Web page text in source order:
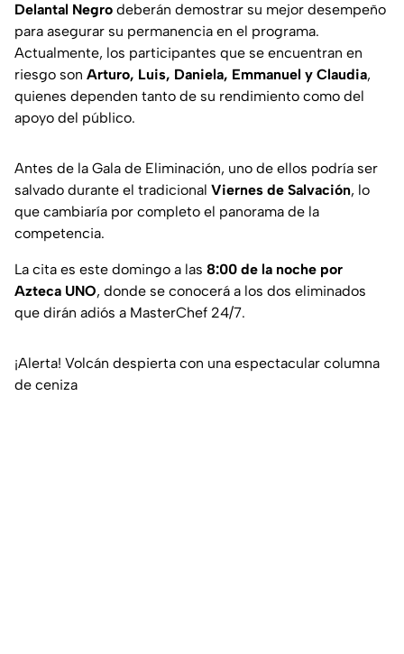
Delantal Negro deberán demostrar su mejor desempeño
para asegurar su permanencia en el programa.
Actualmente, los participantes que se encuentran en
riesgo son Arturo, Luis, Daniela, Emmanuel y Claudia,
quienes dependen tanto de su rendimiento como del
apoyo del público.
Antes de la Gala de Eliminación, uno de ellos podría ser
salvado durante el tradicional Viernes de Salvación, lo
que cambiaría por completo el panorama de la
competencia.
La cita es este domingo a las 8:00 de la noche por
Azteca UNO, donde se conocerá a los dos eliminados
que dirán adiós a MasterChef 24/7.
¡Alerta! Volcán despierta con una espectacular columna
de ceniza